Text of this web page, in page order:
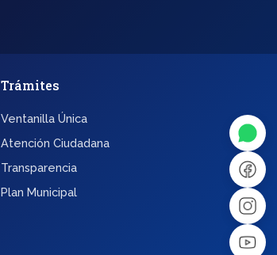
Trámites
Ventanilla Única
Atención Ciudadana
Transparencia
Plan Municipal
↔
Dx